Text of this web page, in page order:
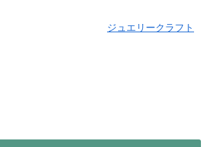
ジュエリークラフト